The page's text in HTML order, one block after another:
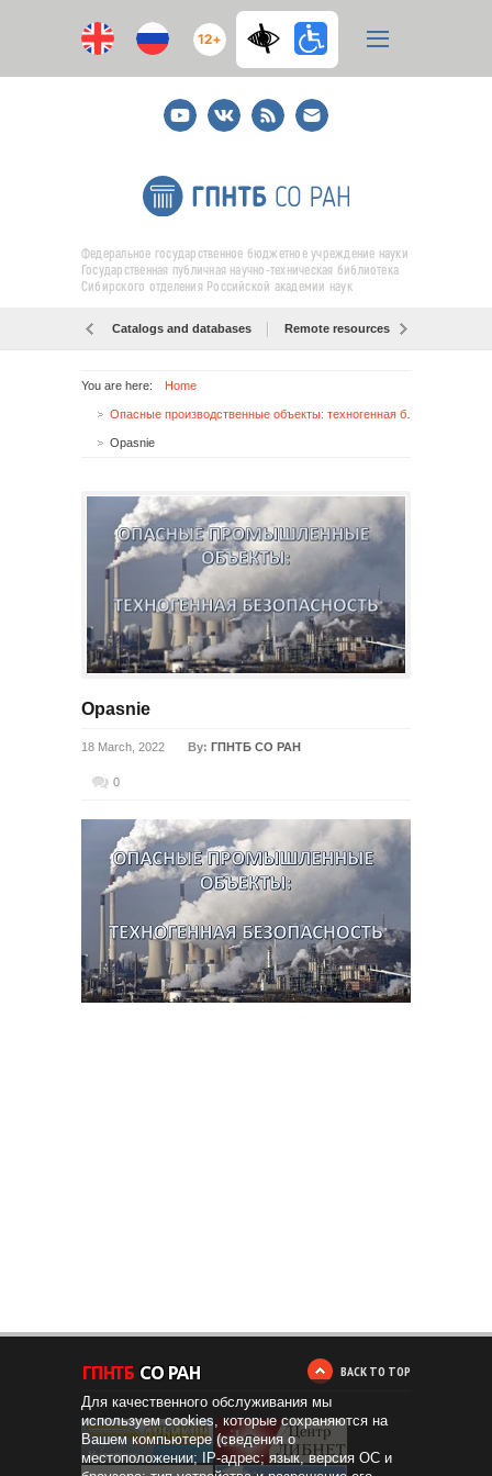
12+
YoutubeВКонтакте
RSS
E-
mail
подписка
Федеральное государственное бюджетное учреждение науки
Государственная публичная научно-техническая библиотека
Сибирского отделения Российской академии наук
Catalogs and databases Remote resources
You are here: Home
Opasnie
Opasnie
18 March, 2022 By: ГПНТБ СО РАН
0
BACK TO TOP
Для качественного обслуживания мы
используем cookies, которые сохраняются на
Вашем компьютере (сведения о
местоположении; IP-адрес; язык, версия ОС и